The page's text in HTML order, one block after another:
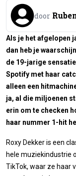
door
Als je het afgelopen
dan heb je
de 19-jarige
Spotify met haar
alleen een
ja, al die miljoenen
erin om te checken
haar nummer 1-hit
Roxy Dekker is een
hele muziekindustrie
TikTok, waar ze haar